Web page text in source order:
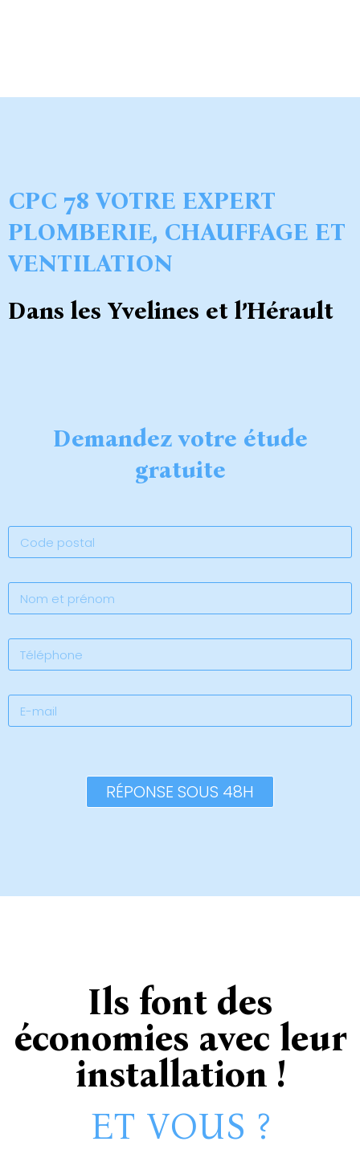
CPC 78 VOTRE EXPERT
PLOMBERIE, CHAUFFAGE ET
VENTILATION
Dans les Yvelines et l’Hérault
Demandez votre étude
gratuite
RÉPONSE SOUS 48H
Ils font des
économies avec leur
installation !
ET VOUS ?